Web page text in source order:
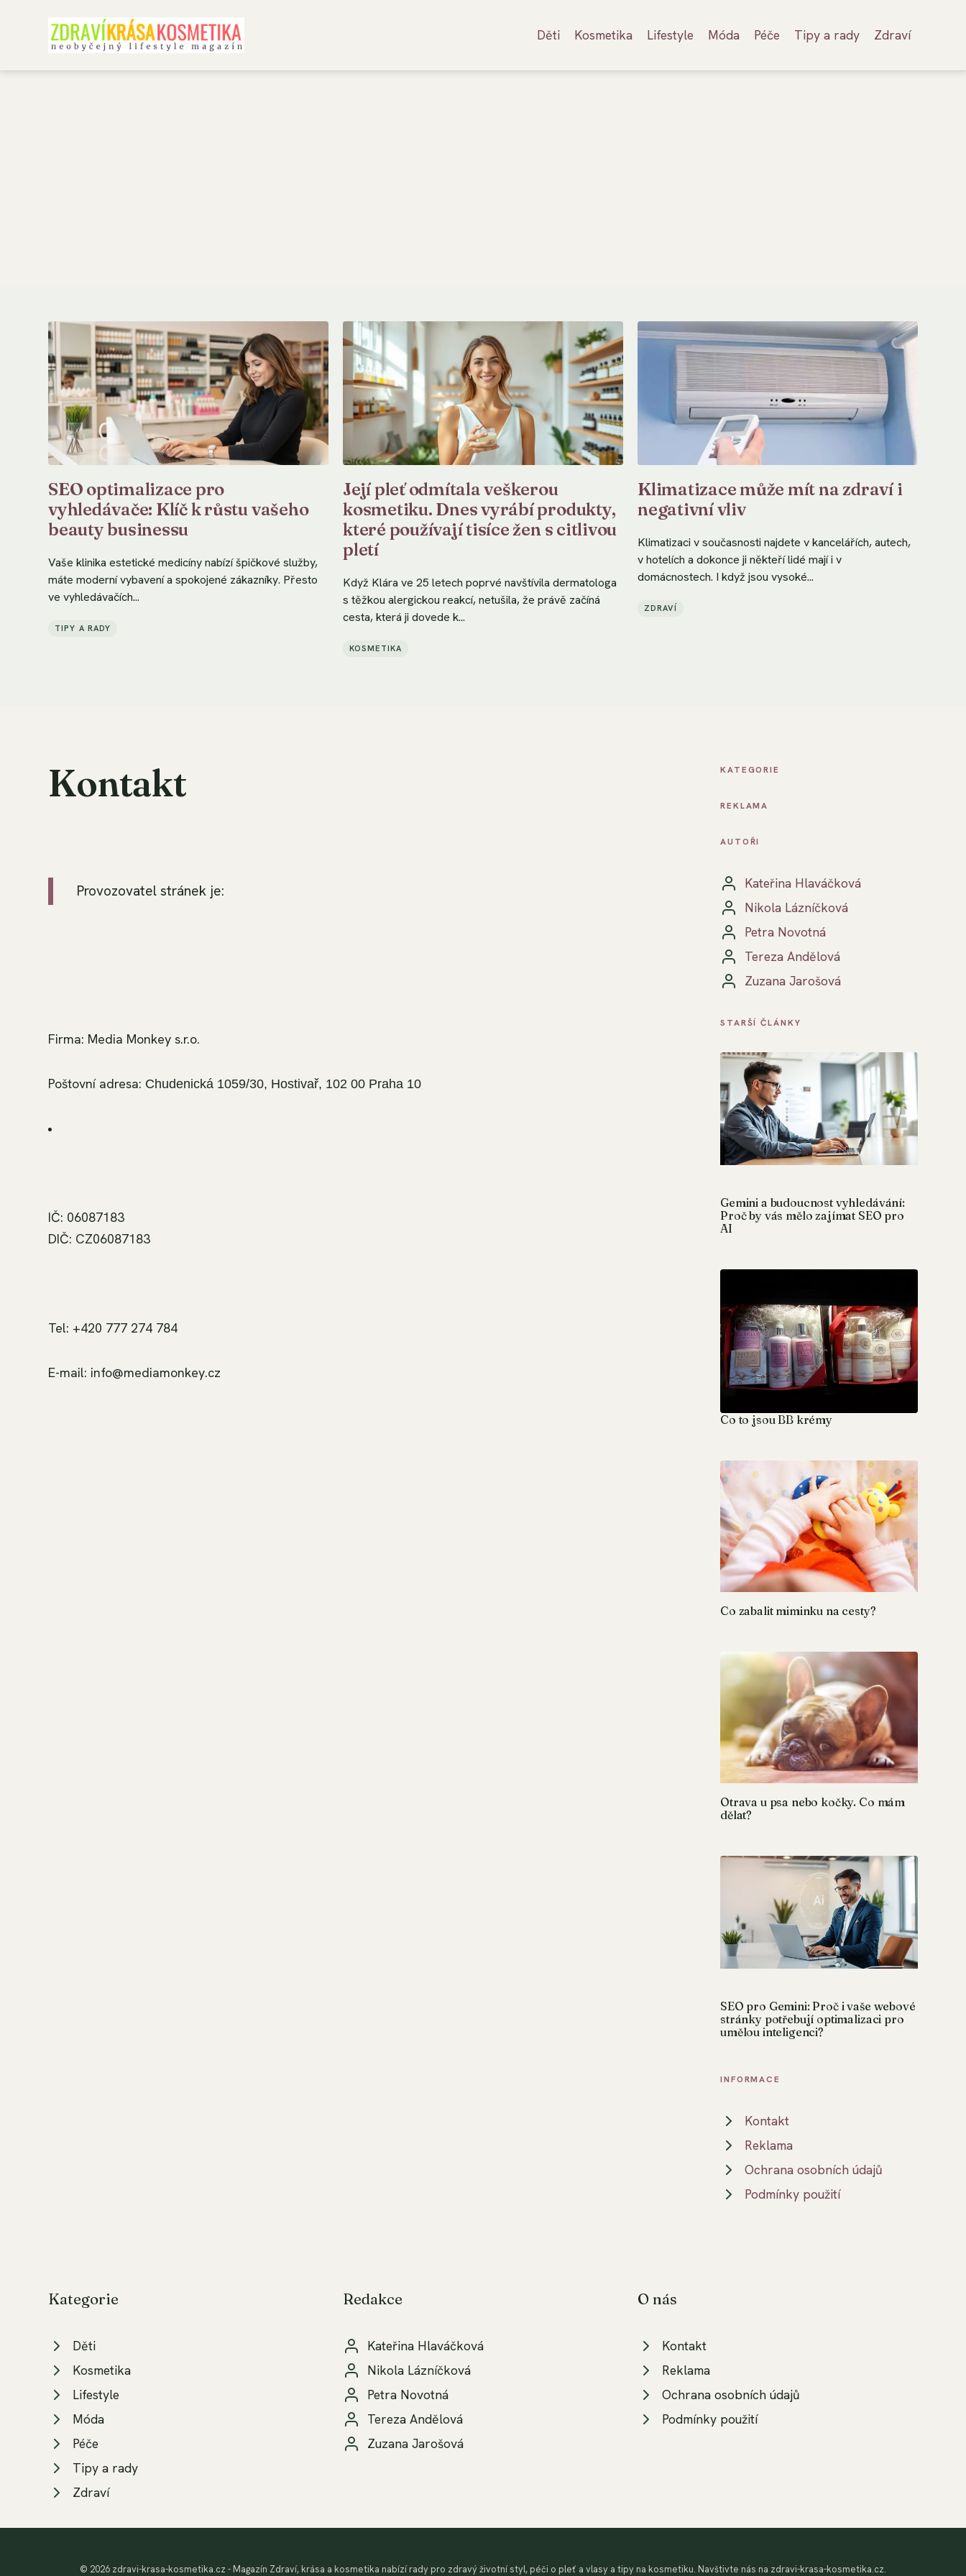
Děti Kosmetika Lifestyle Móda Péče Tipy a rady Zdraví
SEO optimalizace pro
vyhledávače: Klíč k růstu vašeho
beauty businessu
Vaše klinika estetické medicíny nabízí špičkové služby,
máte moderní vybavení a spokojené zákazníky. Přesto
ve vyhledávačích...
TIPY A RADY
Její pleť odmítala veškerou
kosmetiku. Dnes vyrábí produkty,
které používají tisíce žen s citlivou
pletí
Když Klára ve 25 letech poprvé navštívila dermatologa
s těžkou alergickou reakcí, netušila, že právě začíná
cesta, která ji dovede k...
KOSMETIKA
Klimatizace může mít na zdraví i
negativní vliv
Klimatizaci v současnosti najdete v kancelářích, autech,
v hotelích a dokonce ji někteří lidé mají i v
domácnostech. I když jsou vysoké...
ZDRAVÍ
Kontakt
Provozovatel stránek je:
Firma: Media Monkey s.r.o.
Poštovní adresa: Chudenická 1059/30, Hostivař, 102 00 Praha 10
IČ: 06087183
DIČ: CZ06087183
Tel: +420 777 274 784
E-mail: info@mediamonkey.cz
KATEGORIE
REKLAMA
AUTOŘI
Kateřina Hlaváčková
Nikola Lázníčková
Petra Novotná
Tereza Andělová
Zuzana Jarošová
STARŠÍ ČLÁNKY
Gemini a budoucnost vyhledávání:
Proč by vás mělo zajímat SEO pro
AI
Co to jsou BB krémy
Co zabalit miminku na cesty?
Otrava u psa nebo kočky. Co mám
dělat?
SEO pro Gemini: Proč i vaše webové
stránky potřebují optimalizaci pro
umělou inteligenci?
INFORMACE
Kontakt
Reklama
Ochrana osobních údajů
Podmínky použití
Kategorie
Děti
Kosmetika
Lifestyle
Móda
Péče
Tipy a rady
Zdraví
Redakce
Kateřina Hlaváčková
Nikola Lázníčková
Petra Novotná
Tereza Andělová
Zuzana Jarošová
O nás
Kontakt
Reklama
Ochrana osobních údajů
Podmínky použití
© 2026 zdravi-krasa-kosmetika.cz - Magazín Zdraví, krása a kosmetika nabízí rady pro zdravý životní styl, péči o pleť a vlasy a tipy na kosmetiku. Navštivte nás na zdravi-krasa-kosmetika.cz.